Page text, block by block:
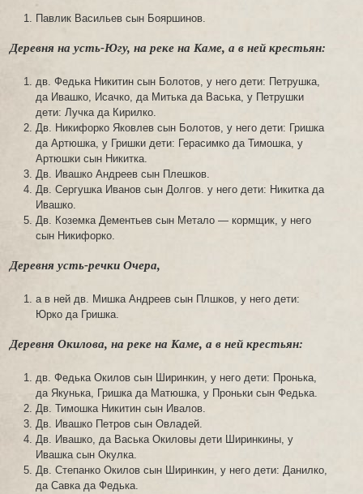
Павлик Васильев сын Бояршинов.
Деревня на усть-Югу, на реке на Каме, а в ней крестьян:
дв. Федька Никитин сын Болотов, у него дети: Петрушка,
да Ивашко, Исачко, да Митька да Васька, у Петрушки
дети: Лучка да Кирилко.
Дв. Никифорко Яковлев сын Болотов, у него дети: Гришка
да Артюшка, у Гришки дети: Герасимко да Тимошка, у
Артюшки сын Никитка.
Дв. Ивашко Андреев сын Плешков.
Дв. Сергушка Иванов сын Долгов. у него дети: Никитка да
Ивашко.
Дв. Коземка Дементьев сын Метало — кормщик, у него
сын Никифорко.
Деревня усть-речки Очера,
а в ней дв. Мишка Андреев сын Плшков, у него дети:
Юрко да Гришка.
Деревня Окилова, на реке на Каме, а в ней крестьян:
дв. Федька Окилов сын Ширинкин, у него дети: Пронька,
да Якунька, Гришка да Матюшка, у Проньки сын Федька.
Дв. Тимошка Никитин сын Ивалов.
Дв. Ивашко Петров сын Овладей.
Дв. Ивашко, да Васька Окиловы дети Ширинкины, у
Ивашка сын Окулка.
Дв. Степанко Окилов сын Ширинкин, у него дети: Данилко,
да Савка да Федька.